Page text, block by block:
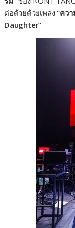
ต่อด้วยด้วยเพลง“คว
Daughter”